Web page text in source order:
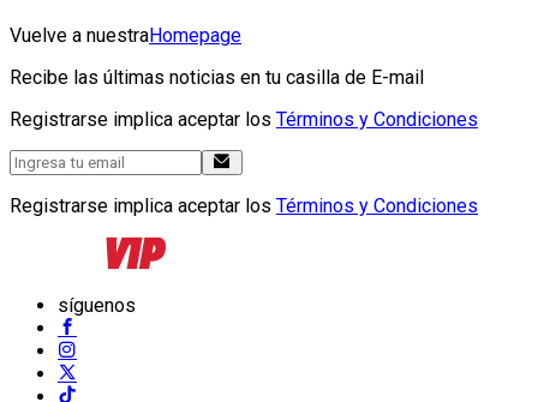
Vuelve a nuestraHomepage
Recibe las últimas noticias en tu casilla de E-mail
Registrarse implica aceptar los Términos y Condiciones
Registrarse implica aceptar los Términos y Condiciones
síguenos